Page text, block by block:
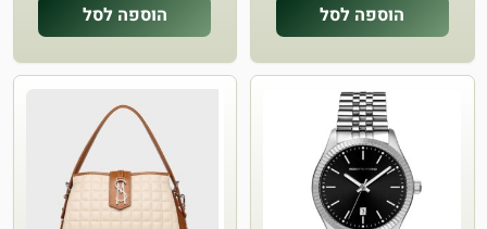
הוספה לסל הוספה לסל